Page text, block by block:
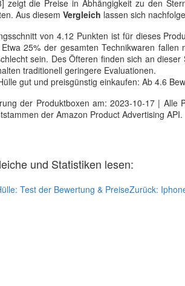
zeigt die Preise in Abhängigkeit zu den
Aus diesem Vergleich lassen sich
von 4.12 Punkten ist für dieses
25% der gesamten Technikwaren
sein. Des Öfteren finden sich an
traditionell geringere Evaluationen.
gut und preisgünstig einkaufen: Ab 4.6
der Produktboxen am: 2023-10-17 |
der Amazon Product Advertising
und Statistiken lesen:
Test der Bewertung & PreiseZurück: